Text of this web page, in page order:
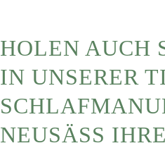
HOLEN AUCH
IN UNSERER
NEUSÄSS